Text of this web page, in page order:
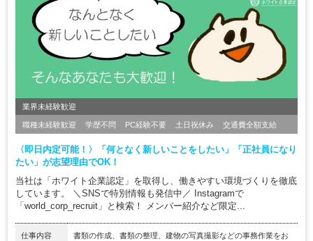
業界未経験歓迎
職種未経験歓迎 学歴不問 PC経験不要 土日祝休み 交通費全額支給
〈即日内定可能！〉「何となく新しいことをしたい」「正社員になり
たい」が志望理由でOK！
当社は「ホワイト企業認定」を取得し、働きやすい環境づくりを徹底
しています。 ＼SNSで特別情報も発信中／ Instagramで
「world_corp_recruit」と検索！ メンバー紹介など限定...
仕事内容
書類の作成、書類の整理、建物の写真撮影などの事務作業をお